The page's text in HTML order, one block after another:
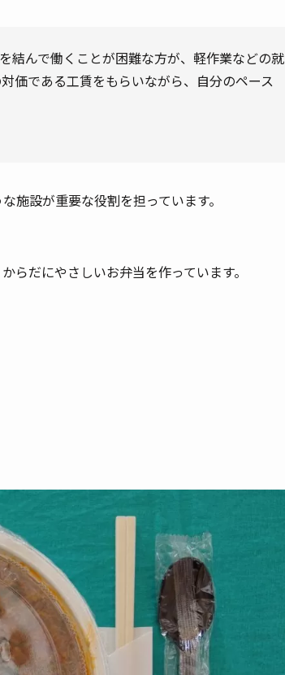
結んで働くことが困難な方が、軽作業などの就
価である工賃をもらいながら、自分のペース
施設が重要な役割を担っています。
らだにやさしいお弁当を作っています。